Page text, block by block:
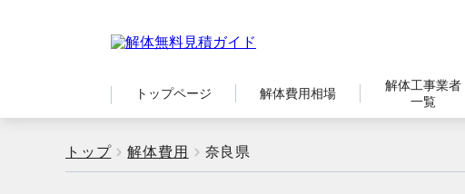
トップページ 解体費用相場
解体工事業者
一覧
トップ 解体費用 奈良県